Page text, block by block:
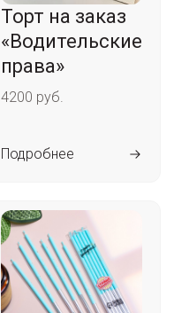
Торт на заказ
«Водительские
права»
4200 руб.
Подробнее